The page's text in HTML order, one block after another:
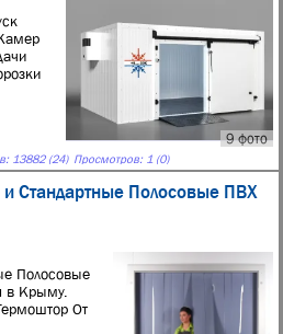
9 фото
13882 (24) Просмотров: 1 (0)
Стандартные Полосовые ПВХ
Полосовые
в Крыму.
От